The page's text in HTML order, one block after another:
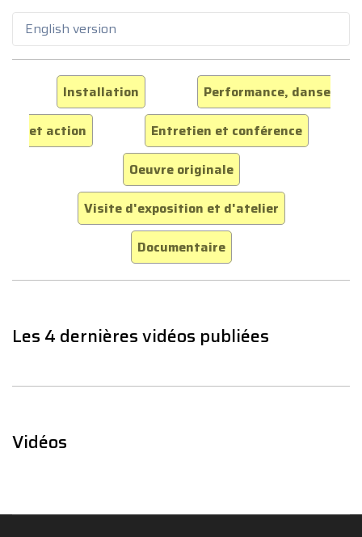
English version
Installation
Performance, danse
et action
Entretien et conférence
Oeuvre originale
Visite d'exposition et d'atelier
Documentaire
Les 4 dernières vidéos publiées
Vidéos